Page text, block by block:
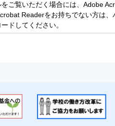
ご覧いただく場合には、Adobe
Readerをお持ちでない方は、
ドしてください。